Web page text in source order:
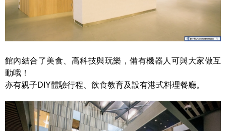
館內結合了美食、高科技與玩樂，備有機器人可與大家做互
動哦！
亦有親子DIY體驗行程、飲食教育及設有港式料理餐廳。